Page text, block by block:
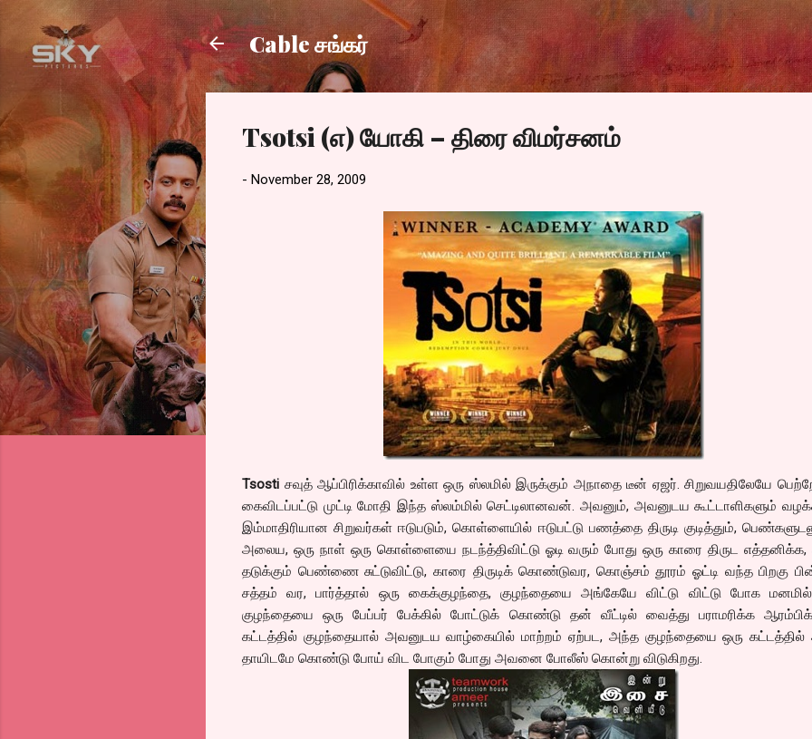
Skip to main content
Cable சங்கர்
Tsotsi (எ) யோகி – திரை விமர்சனம்
- November 28, 2009
Tsosti சவுத் ஆப்பிரிக்காவில் உள்ள ஒரு ஸ்லமில் இருக்கும் அநாதை டீன் ஏஜர். சிறுவயதிலேயே
கைவிடப்பட்டு முட்டி மோதி இந்த ஸ்லம்மில் செட்டிலானவன். அவனும், அவனுடய கூட்டாளிகளும்
இம்மாதிரியான சிறுவர்கள் ஈடுபடும், கொள்ளையில் ஈடுபட்டு பணத்தை திருடி குடித்தும்,
அலைய, ஒரு நாள் ஒரு கொள்ளையை நடந்த்திவிட்டு ஓடி வரும் போது ஒரு காரை திருட
தடுக்கும் பெண்ணை சுட்டுவிட்டு, காரை திருடிக் கொண்டுவர, கொஞ்சம் தூரம் ஓட்டி வந்த பிறகு
சத்தம் வர, பார்த்தால் ஒரு கைக்குழந்தை, குழந்தையை அங்கேயே விட்டு விட்டு போக
குழந்தையை ஒரு பேப்பர் பேக்கில் போட்டுக் கொண்டு தன் வீட்டில் வைத்து பராமரிக்க
கட்டத்தில் குழந்தையால் அவனுடய வாழ்கையில் மாற்றம் ஏற்பட, அந்த குழந்தையை ஒரு
தாயிடமே கொண்டு போய் விட போகும் போது அவனை போலீஸ் கொன்று விடுகிறது.